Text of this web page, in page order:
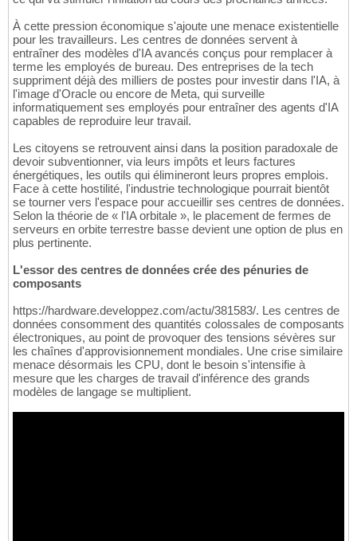
À cette pression économique s'ajoute une menace existentielle
pour les travailleurs. Les centres de données servent à
entraîner des modèles d'IA avancés conçus pour remplacer à
terme les employés de bureau. Des entreprises de la tech
suppriment déjà des milliers de postes pour investir dans l'IA, à
l'image d'Oracle ou encore de Meta, qui surveille
informatiquement ses employés pour entraîner des agents d'IA
capables de reproduire leur travail.
Les citoyens se retrouvent ainsi dans la position paradoxale de
devoir subventionner, via leurs impôts et leurs factures
énergétiques, les outils qui élimineront leurs propres emplois.
Face à cette hostilité, l'industrie technologique pourrait bientôt
se tourner vers l'espace pour accueillir ses centres de données.
Selon la théorie de « l'IA orbitale », le placement de fermes de
serveurs en orbite terrestre basse devient une option de plus en
plus pertinente.
L'essor des centres de données crée des pénuries de
composants
https://hardware.developpez.com/actu/381583/. Les centres de
données consomment des quantités colossales de composants
électroniques, au point de provoquer des tensions sévères sur
les chaînes d'approvisionnement mondiales. Une crise similaire
menace désormais les CPU, dont le besoin s'intensifie à
mesure que les charges de travail d'inférence des grands
modèles de langage se multiplient.